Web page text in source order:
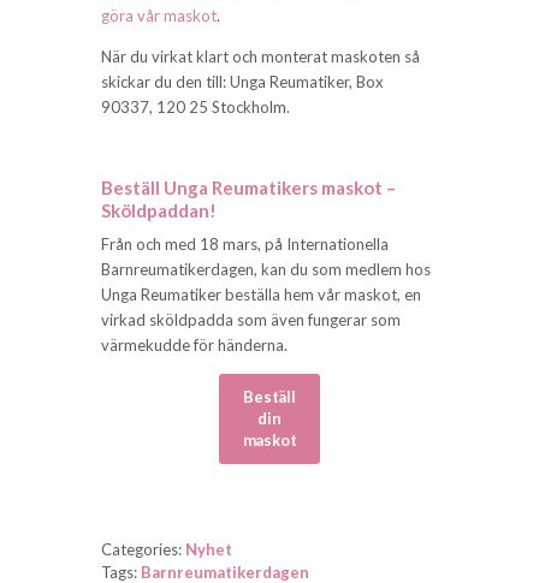
göra vår maskot.
När du virkat klart och monterat maskoten så
skickar du den till: Unga Reumatiker, Box
90337, 120 25 Stockholm.
Beställ Unga Reumatikers maskot –
Sköldpaddan!
Från och med 18 mars, på Internationella
Barnreumatikerdagen, kan du som medlem hos
Unga Reumatiker beställa hem vår maskot, en
virkad sköldpadda som även fungerar som
värmekudde för händerna.
Beställ
din
maskot
Categories: Nyhet
Tags: Barnreumatikerdagen